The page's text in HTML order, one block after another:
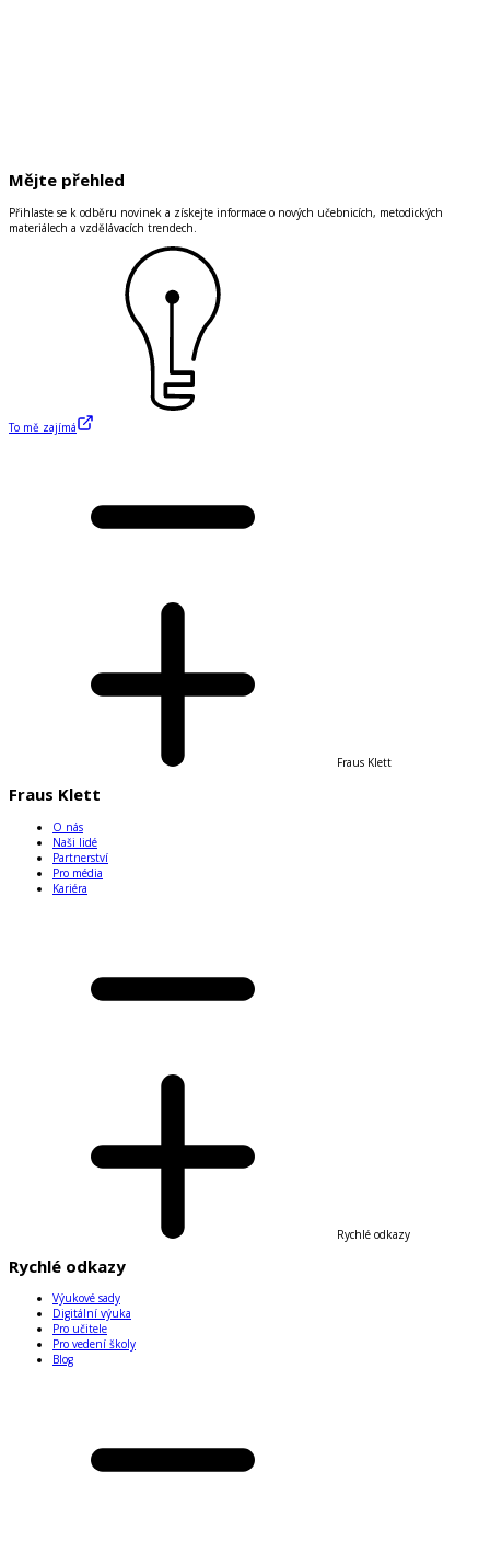
Mějte přehled
Přihlaste se k odběru novinek a získejte informace o nových učebnicích, metodických
materiálech a vzdělávacích trendech.
To mě zajímá
Fraus Klett
Fraus Klett
O nás
Naši lidé
Partnerství
Pro média
Kariéra
Rychlé odkazy
Rychlé odkazy
Výukové sady
Digitální výuka
Pro učitele
Pro vedení školy
Blog